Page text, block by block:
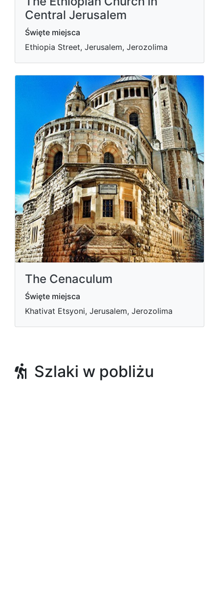
Central Jerusalem
Święte miejsca
Ethiopia Street, Jerusalem, Jerozolima
The Cenaculum
Święte miejsca
Khativat Etsyoni, Jerusalem, Jerozolima
Szlaki w pobliżu